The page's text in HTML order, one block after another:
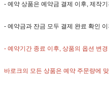
- 예약 상품은 예약금 결제 이후, 제작
- 예약금과 잔금 모두 결제 완료 확인
- 예약기간 종료 이후, 상품의 옵션 변
바로크의 모든 상품은 예약 주문량에